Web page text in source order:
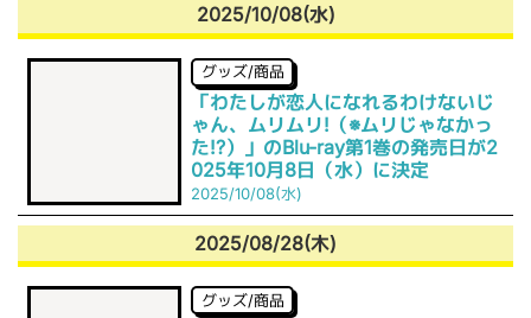
2025/10/08(水)
グッズ/商品
「わたしが恋人になれるわけないじ
ゃん、ムリムリ!（※ムリじゃなかっ
た!?）」のBlu-ray第1巻の発売日が2
025年10月8日（水）に決定
2025/10/08(水)
2025/08/28(木)
グッズ/商品